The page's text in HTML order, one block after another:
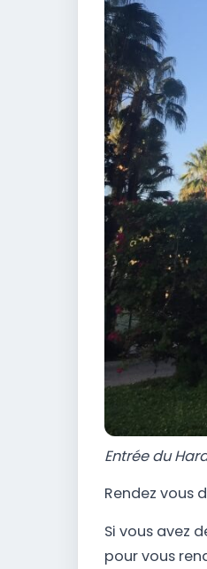
Entrée du
Rendez vous
Si vous avez
pour vous